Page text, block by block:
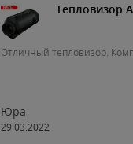
Тепловизор
Отличный тепловизор.
Юра
29.03.2022